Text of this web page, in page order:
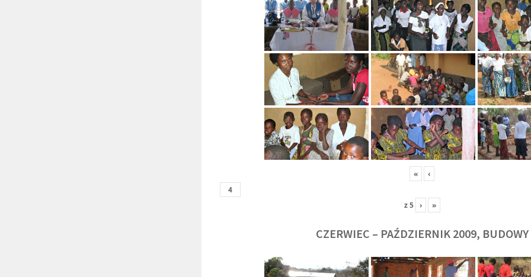
« ‹
z5 › »
CZERWIEC – PAŹDZIERNIK 2009, BUDOWY